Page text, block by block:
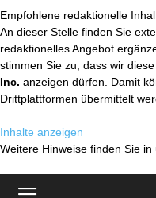
Empfohlene redaktionelle
An dieser Stelle finden Sie
redaktionelles Angebot
stimmen Sie zu, dass wir
Inc. anzeigen dürfen. Damit
Drittplattformen übermittelt
Inhalte anzeigen
Weitere Hinweise finden Sie in